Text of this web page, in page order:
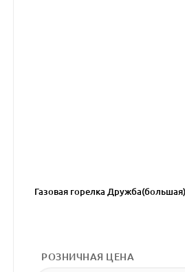
Газовая горелка Дружба(большая)
РОЗНИЧНАЯ ЦЕНА